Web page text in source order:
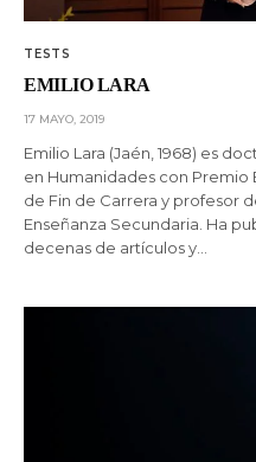
TESTS
EMILIO LARA
17 MAYO, 2019
Emilio Lara (Jaén, 1968) es
en Humanidades con Premio
de Fin de Carrera y profesor
Enseñanza Secundaria. Ha
decenas de artículos y…